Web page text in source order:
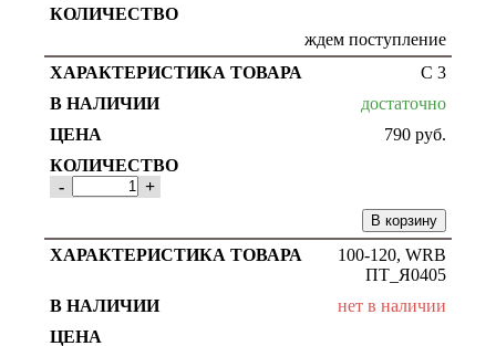
ждем поступление
С 3
достаточно
790 руб.
- +
В корзину
100-120, WRB
ПТ_Я0405
нет в наличии